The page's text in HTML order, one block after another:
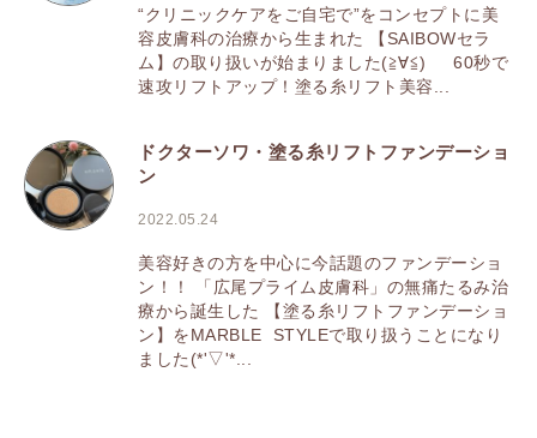
“クリニックケアをご自宅で”をコンセプトに美
容皮膚科の治療から生まれた 【SAIBOWセラ
ム】の取り扱いが始まりました(≧∀≦) 60秒で
速攻リフトアップ！塗る糸リフト美容...
ドクターソワ・塗る糸リフトファンデーショ
ン
2022.05.24
美容好きの方を中心に今話題のファンデーショ
ン！！ 「広尾プライム皮膚科」の無痛たるみ治
療から誕生した 【塗る糸リフトファンデーショ
ン】をMARBLE STYLEで取り扱うことになり
ました(*'▽'*...